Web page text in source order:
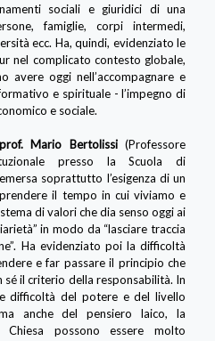
sociali e giuridici di una
famiglie, corpi intermedi,
ecc. Ha, quindi, evidenziato le
nel complicato contesto globale,
avere oggi nell’accompagnare e
e spirituale - l’impegno di
e sociale.
prof. Mario Bertolissi(Professore
presso la Scuola di
soprattutto l’esigenza di un
il tempo in cui viviamo e
di valori che dia senso oggi ai
in modo da “lasciare traccia
Ha evidenziato poi la difficoltà
e far passare il principio che
il criterio della responsabilità. In
difficoltà del potere e del livello
anche del pensiero laico, la
Chiesa possono essere molto